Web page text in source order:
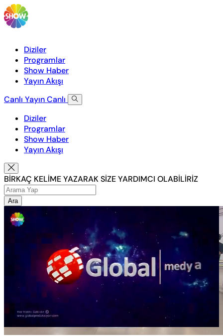
Diziler
Programlar
Show Haber
Yayın Akışı
Canlı YayınCanlı
Diziler
Programlar
Show Haber
Yayın Akışı
BİRKAÇ KELİME YAZARAK SİZE YARDIMCI OLABİLİRİZ
Ara
Sesi
Aç
Yüklendi
Oynatma
Hızı